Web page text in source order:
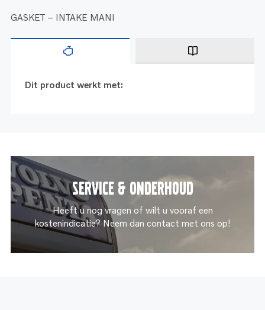
GASKET – INTAKE MANI
Dit product werkt met:
Service & onderhoud
Heeft u nog vragen of wilt u vooraf een
kostenindicatie? Neem dan contact met ons op!